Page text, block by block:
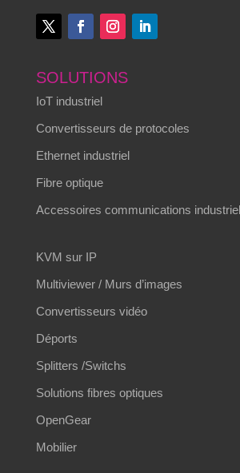
SOLUTIONS
IoT industriel
Convertisseurs de protocoles
Ethernet industriel
Fibre optique
Accessoires communications
KVM sur IP
Multiviewer / Murs d’images
Convertisseurs vidéo
Déports
Splitters /Switchs
Solutions fibres optiques
OpenGear
Mobilier